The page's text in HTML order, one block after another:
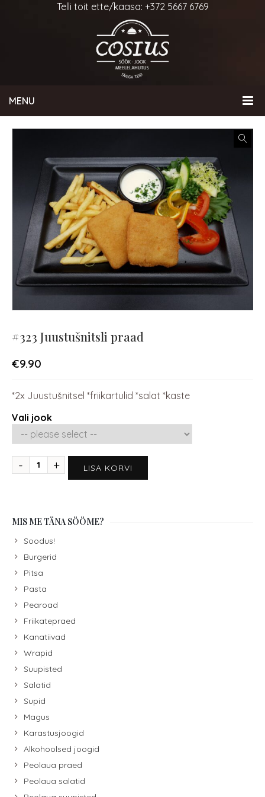
Telli toit ette/kaasa: +372 5667 6769
MENU
#323 Juustušnitsli praad
€9.90
*2x Juustušnitsel *friikartulid *salat *kaste
Vali jook
LISA KORVI
MIS ME TÄNA SÖÖME?
Soodus!
Burgerid
Pitsa
Pasta
Pearoad
Friikatepraed
Kanatiivad
Wrapid
Suupisted
Salatid
Supid
Magus
Karastusjoogid
Alkohoolsed joogid
Peolaua praed
Peolaua salatid